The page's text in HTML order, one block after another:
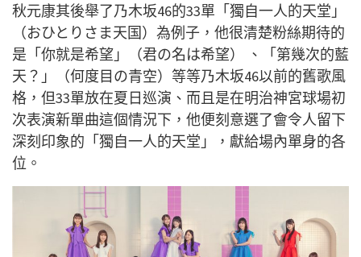
秋元康其後舉了乃木坂46的33單「獨自一人的天堂」
（おひとりさま天国）為例子，他很清楚粉絲期待的
是「你就是希望」（君の名は希望） 、「第幾次的藍
天？」（何度目の青空）等等乃木坂46以前的舊歌風
格，但33單放在夏日巡演、而且是在明治神宮球場初
次表演新單曲這個情況下，他便刻意選了會令人留下
深刻印象的「獨自一人的天堂」，獻給場內單身的各
位。